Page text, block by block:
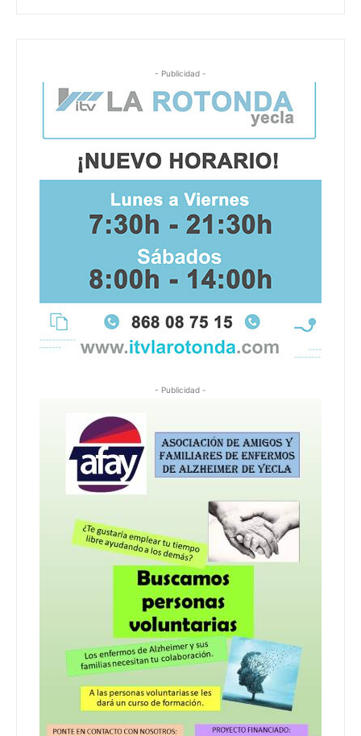
- Publicidad -
- Publicidad -